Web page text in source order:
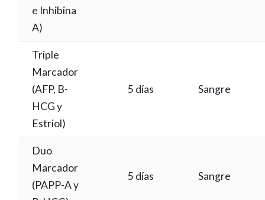
e Inhibina
A)
Triple
Marcador
(AFP, B-
HCG y
Estriol)
5 días Sangre
Duo
Marcador
(PAPP-A y
5 días Sangre